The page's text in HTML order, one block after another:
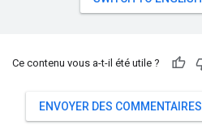
Ce contenu vous a-t-il été utile ?
ENVOYER DES COMMENTAIRES